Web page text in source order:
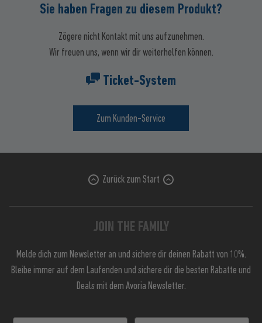
Sie haben Fragen zu diesem Produkt?
Zögere nicht Kontakt mit uns aufzunehmen.
Wir freuen uns, wenn wir dir weiterhelfen können.
Ticket-System
Zum Kunden-Service
Zurück zum Start
JOIN THE FAMILY
Melde dich zum Newsletter an und sichere dir deinen Rabatt von 10%.
Bleibe immer auf dem Laufenden und sichere dir die besten Rabatte und
Deals mit dem Avoria Newsletter.